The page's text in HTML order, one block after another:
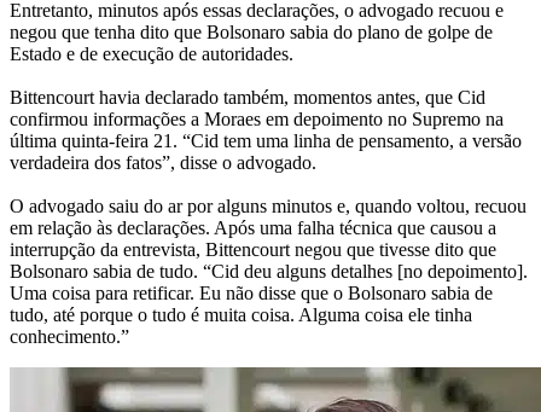
Entretanto, minutos após essas declarações, o advogado recuou e
negou que tenha dito que Bolsonaro sabia do plano de golpe de
Estado e de execução de autoridades.
Bittencourt havia declarado também, momentos antes, que Cid
confirmou informações a Moraes em depoimento no Supremo na
última quinta-feira 21. “Cid tem uma linha de pensamento, a versão
verdadeira dos fatos”, disse o advogado.
O advogado saiu do ar por alguns minutos e, quando voltou, recuou
em relação às declarações. Após uma falha técnica que causou a
interrupção da entrevista, Bittencourt negou que tivesse dito que
Bolsonaro sabia de tudo. “Cid deu alguns detalhes [no depoimento].
Uma coisa para retificar. Eu não disse que o Bolsonaro sabia de
tudo, até porque o tudo é muita coisa. Alguma coisa ele tinha
conhecimento.”